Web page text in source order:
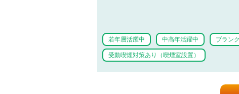
若年層活躍中 中高年活躍中 ブラン
受動喫煙対策あり（喫煙室設置）